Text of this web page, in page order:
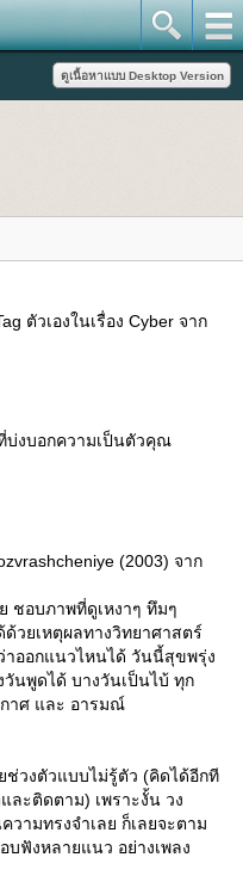
ตัวเองในเรื่อง Cyber จาก
บ่งบอกความเป็นตัวคุณ
(2003) จาก
ชอบภาพที่ดูเหงาๆ ทึมๆ
วยเหตุผลทางวิทยาศาสตร์
าออกแนวไหนได้ วันนี้สุขพรุ่ง
นพูดได้ บางวันเป็นไบ้ ทุก
าศ และ อารมณ์
ช่วงตัวแบบไม่รู้ตัว (คิดได้อีกที
ละติดตาม) เพราะงั้น วง
ามทรงจำเลย ก็เลยจะตาม
ฟังหลายแนว อย่างเพลง